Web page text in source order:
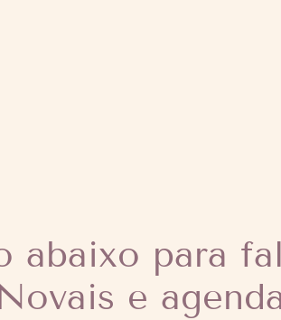
abaixo para
e